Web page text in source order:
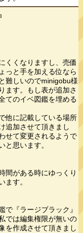
くくなりますし、売価
っと手を加える位なら
難しいのでminigobu様
ます。もし表が追加さ
てのイベ図鑑を埋める
他に記載している場所
追加させて頂きまし
せて変更されるようで
と思います。
間がある時にゆっくり
ます。
で『ラージブラック』
では編集権限が無いの
を作成させて頂きまし